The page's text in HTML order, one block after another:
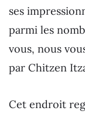
ses
parmi les
vous, nous
par Chitzen
Cet endroit